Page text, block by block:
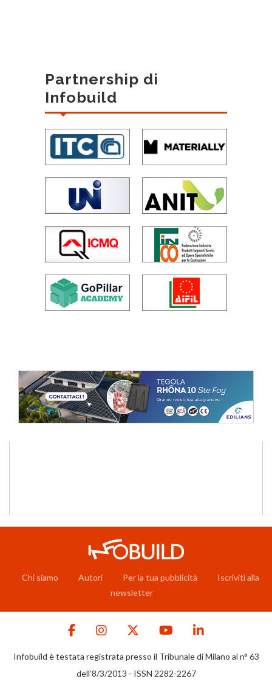
Partnership di
Infobuild
Chi siamo Autori Per la tua pubblicità
Iscriviti alla
newsletter
Infobuild è testata registrata presso il Tribunale di Milano al n° 63
dell’8/3/2013 - ISSN 2282-2267